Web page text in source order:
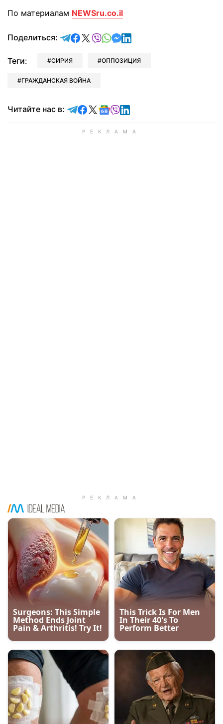
По материалам NEWSru.co.il
Поделиться: отправить в Telegram
поделиться в Facebook
поделиться в X
отправить в Viber
отправить в Whatsapp
отправить в Messenger
отправить в LinkedIn
Теги: СИРИЯ ОППОЗИЦИЯ
ГРАЖДАНСКАЯ ВОЙНА
Читайте нас в: Читайте в Telegram
Читайте в Facebook
Читайте в X
Читайте в Google news
Читайте в Viber
Читайте в LinkedIn